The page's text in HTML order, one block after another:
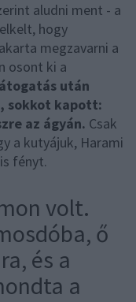
aludni ment - a
hogy
megzavarni a
osont ki a
után
sokkot kapott:
az ágyán. Csak
a kutyájuk, Harami
fényt.
volt.
ő
és a
a